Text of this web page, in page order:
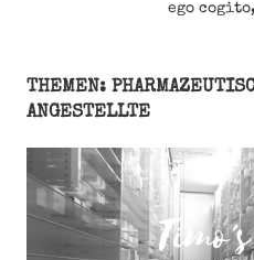
ego
THEMEN:
ANGESTELLTE